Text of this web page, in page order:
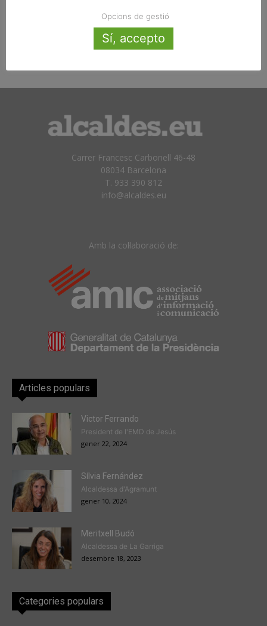
Foment destina 12 MEUR a les obres del
Quart Cinturó entre...
Carrer Francesc Carbonell 46-48
08034 Barcelona
T. 933 390 812
info@alcaldes.eu
Amb la col·laboració de:
Articles populars
Victor Ferrando
President de l'EMD de Jesús
gener 22, 2024
Sílvia Fernández
Alcaldessa d'Agramunt
gener 10, 2024
Meritxell Budó
Alcaldessa de La Garriga
desembre 18, 2023
Categories populars
Opcions de gestió
Sí, accepto